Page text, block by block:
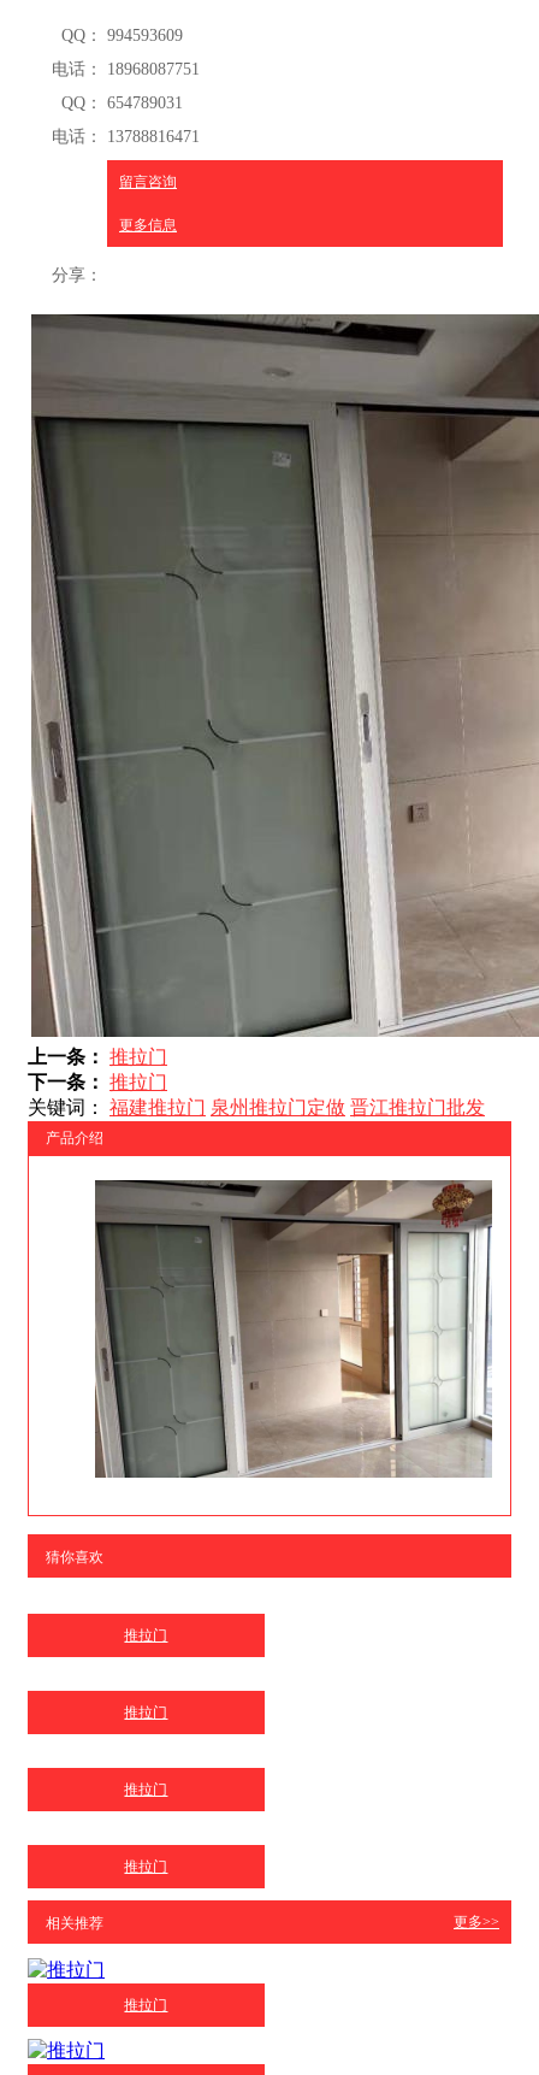
QQ：
994593609
电话：
18968087751
QQ：
654789031
电话：
13788816471
留言咨询
更多信息
分享：
上一条： 推拉门
下一条： 推拉门
关键词： 福建推拉门 泉州推拉门定做 晋江推拉门批发
产品介绍
猜你喜欢
推拉门
推拉门
推拉门
推拉门
相关推荐 更多>>
推拉门